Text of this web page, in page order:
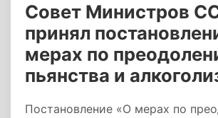
Совет Министров
принял
мерах по
пьянства и
Постановление «О мерах по